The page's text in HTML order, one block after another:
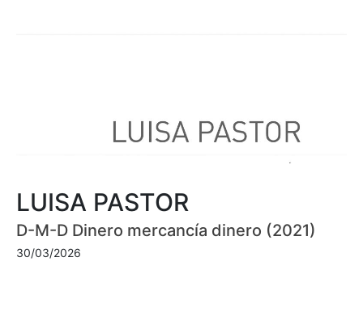
LUISA PASTOR
D-M-D Dinero mercancía dinero (2021)
30/03/2026